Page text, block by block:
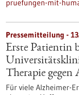
pruefungen-mit-
Pressemitteilung -
Erste Patientin
Therapie gegen
Für viele Alzheimer-